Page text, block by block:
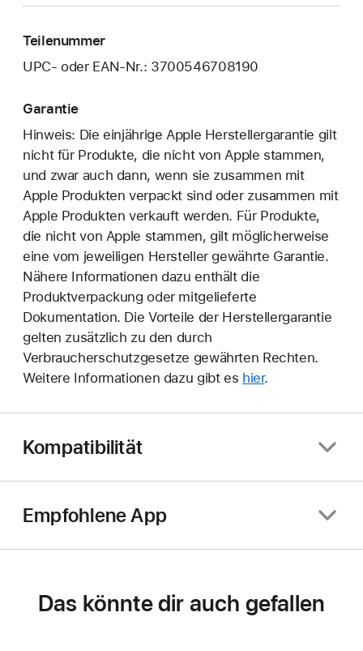
Teilenummer
UPC- oder EAN-Nr.: 3700546708190
Garantie
Hinweis: Die einjährige Apple Herstellergarantie gilt
nicht für Produkte, die nicht von Apple stammen,
und zwar auch dann, wenn sie zusammen mit
Apple Produkten verpackt sind oder zusammen mit
Apple Produkten verkauft werden. Für Produkte,
die nicht von Apple stammen, gilt möglicherweise
eine vom jeweiligen Hersteller gewährte Garantie.
Nähere Informationen dazu enthält die
Produktverpackung oder mitgelieferte
Dokumentation. Die Vorteile der Herstellergarantie
gelten zusätzlich zu den durch
Verbraucherschutzgesetze gewährten Rechten.
Weitere Informationen dazu gibt es hier.
Kompatibilität
Empfohlene App
Das könnte dir auch gefallen